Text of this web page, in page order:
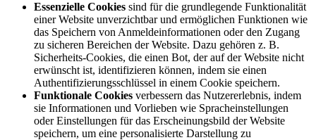
Essenzielle Cookies sind für die grundlegende Funktionalität
einer Website unverzichtbar und ermöglichen Funktionen wie
das Speichern von Anmeldeinformationen oder den Zugang
zu sicheren Bereichen der Website. Dazu gehören z. B.
Sicherheits-Cookies, die einen Bot, der auf der Website nicht
erwünscht ist, identifizieren können, indem sie einen
Authentifizierungsschlüssel in einem Cookie speichern.
Funktionale Cookies verbessern das Nutzererlebnis, indem
sie Informationen und Vorlieben wie Spracheinstellungen
oder Einstellungen für das Erscheinungsbild der Website
speichern, um eine personalisierte Darstellung zu